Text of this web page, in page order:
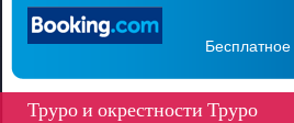
Труро и окрестности Труро